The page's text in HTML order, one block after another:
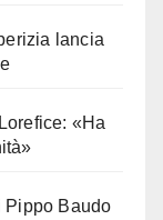
lancia
«Ha
Pippo Baudo